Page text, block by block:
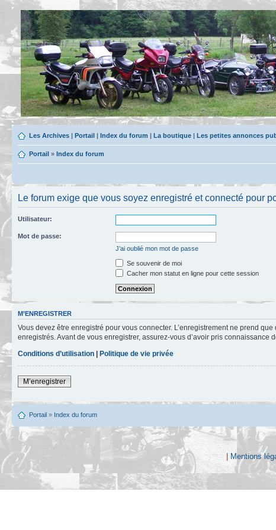
Les Archives | Portail | Index du forum | La boutique | Les petites annonces
Portail » Index du forum
Le forum exige que vous soyez enregistré et connecté pour
Utilisateur:
Mot de passe:
J’ai oublié mon mot de passe
Se souvenir de moi
Cacher mon statut en ligne pour cette session
M’ENREGISTRER
Vous devez être enregistré pour vous connecter. L’enregistrement ne prend
enregistrés. Avant de vous enregistrer, assurez-vous d’avoir pris
Conditions d’utilisation | Politique de vie privée
M’enregistrer
Portail » Index du forum
| Mentions